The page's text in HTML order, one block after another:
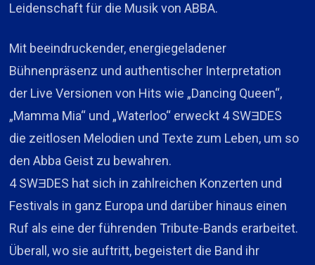
Leidenschaft für die Musik von ABBA.
Mit beeindruckender, energiegeladener
Bühnenpräsenz und authentischer Interpretation
der Live Versionen von Hits wie „Dancing Queen“,
„Mamma Mia“ und „Waterloo“ erweckt 4 SWƎDES
die zeitlosen Melodien und Texte zum Leben, um so
den Abba Geist zu bewahren.
4 SWƎDES hat sich in zahlreichen Konzerten und
Festivals in ganz Europa und darüber hinaus einen
Ruf als eine der führenden Tribute-Bands erarbeitet.
Überall, wo sie auftritt, begeistert die Band ihr